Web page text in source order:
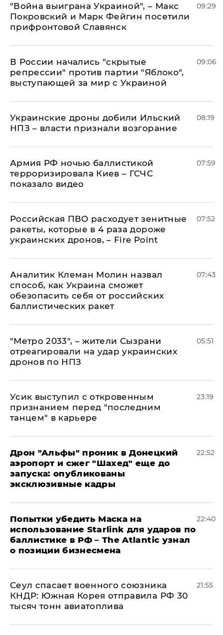
"Война выиграна Украиной", – Макс
Покровский и Марк Фейгин посетили
прифронтовой Славянск
09:29
В России начались "скрытые
репрессии" против партии "Яблоко",
выступающей за мир с Украиной
09:06
Украинские дроны добили Ильский
НПЗ – власти признали возгорание
08:19
Армия РФ ночью баллистикой
терроризировала Киев – ГСЧС
показало видео
07:59
Российская ПВО расходует зенитные
ракеты, которые в 4 раза дороже
украинских дронов, – Fire Point
07:52
Аналитик Клеман Молин назвал
способ, как Украина сможет
обезопасить себя от российских
баллистических ракет
07:43
"Метро 2033", – жители Сызрани
отреагировали на удар украинских
дронов по НПЗ
05:51
Усик выступил с откровенным
признанием перед "последним
танцем" в карьере
23:19
Дрон "Альфы" проник в Донецкий
аэропорт и сжег "Шахед" еще до
запуска: опубликованы
эксклюзивные кадры
22:52
Попытки убедить Маска на
использование Starlink для ударов по
баллистике в РФ – The Atlantic узнал
о позиции бизнесмена
22:40
​Сеул спасает военного союзника
КНДР: Южная Корея отправила РФ 30
тысяч тонн авиатоплива
21:55